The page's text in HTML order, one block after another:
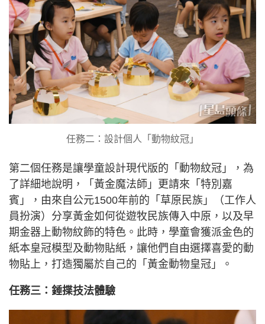
任務二：設計個人「動物紋冠」
第二個任務是讓學童設計現代版的「動物紋冠」，為
了詳細地說明，「黃金魔法師」更請來「特別嘉
賓」，由來自公元1500年前的「草原民族」（工作人
員扮演）分享黃金如何從遊牧民族傳入中原，以及早
期金器上動物紋飾的特色。此時，學童會獲派金色的
紙本皇冠模型及動物貼紙，讓他們自由選擇喜愛的動
物貼上，打造獨屬於自己的「黃金動物皇冠」。
任務三：錘揲技法體驗